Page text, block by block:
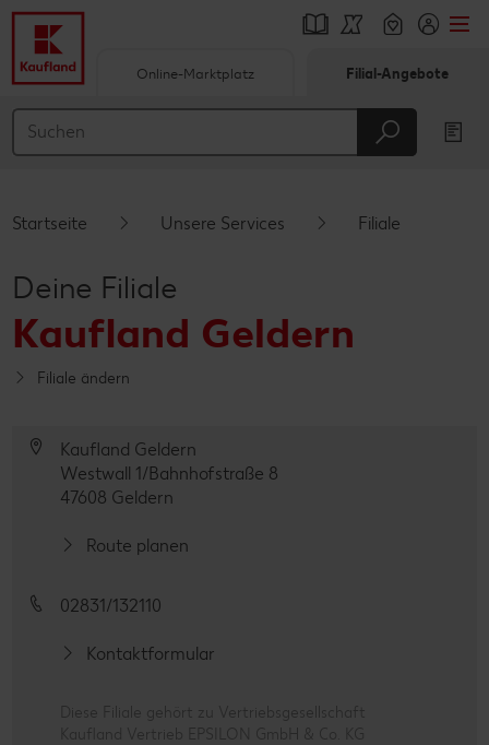
Hauptinhalt
Online-Marktplatz Filial-Angebote
Startseite Unsere Services Filiale
Deine Filiale
Kaufland Geldern
Filiale ändern
Kaufland Geldern
Westwall 1/Bahnhofstraße 8
47608 Geldern
Route planen
02831/132110
Kontaktformular
Diese Filiale gehört zu Vertriebsgesellschaft
Kaufland Vertrieb EPSILON GmbH & Co. KG